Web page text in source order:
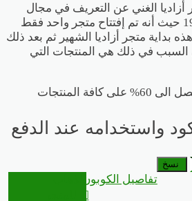
الغني عن التعريف في مجال
الموضة والأزياء عام 1978 حيث أنه تم إفتتاح متجر واحد فقط
بداية متجر أزاديا الشهير ثم بعد ذلك
السبب في ذلك هي المنتجات التي
المنتجات
واستخدامه عند الدفع
نسخ
تفاصيل الكوبون